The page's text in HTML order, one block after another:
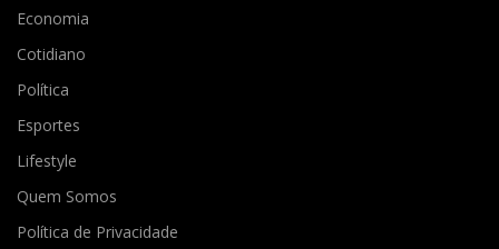
Economia
Cotidiano
Política
Esportes
Lifestyle
Quem Somos
Política de Privacidade